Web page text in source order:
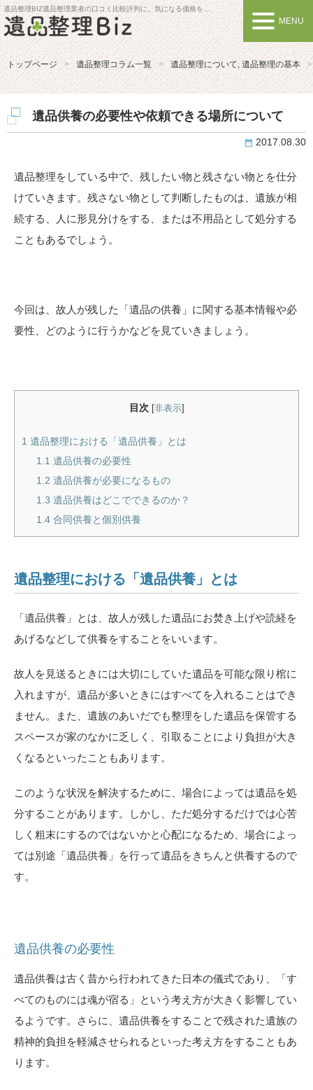
遺品整理BIZ遺品整理業者の口コミ比較評判に。気になる価格を比較しよう
MENU
トップページ 遺品整理コラム一覧 遺品整理について, 遺品整理の基本
遺品供養の必要性や依頼できる場所について
2017.08.30
遺品整理をしている中で、残したい物と残さない物とを仕分
けていきます。残さない物として判断したものは、遺族が相
続する、人に形見分けをする、または不用品として処分する
こともあるでしょう。
今回は、故人が残した「遺品の供養」に関する基本情報や必
要性、どのように行うかなどを見ていきましょう。
目次 [非表示]
1 遺品整理における「遺品供養」とは
1.1 遺品供養の必要性
1.2 遺品供養が必要になるもの
1.3 遺品供養はどこでできるのか？
1.4 合同供養と個別供養
遺品整理における「遺品供養」とは
「遺品供養」とは、故人が残した遺品にお焚き上げや読経を
あげるなどして供養をすることをいいます。
故人を見送るときには大切にしていた遺品を可能な限り棺に
入れますが、遺品が多いときにはすべてを入れることはでき
ません。また、遺族のあいだでも整理をした遺品を保管する
スペースが家のなかに乏しく、引取ることにより負担が大き
くなるといったこともあります。
このような状況を解決するために、場合によっては遺品を処
分することがあります。しかし、ただ処分するだけでは心苦
しく粗末にするのではないかと心配になるため、場合によっ
ては別途「遺品供養」を行って遺品をきちんと供養するので
す。
遺品供養の必要性
遺品供養は古く昔から行われてきた日本の儀式であり、「す
べてのものには魂が宿る」という考え方が大きく影響してい
るようです。さらに、遺品供養をすることで残された遺族の
精神的負担を軽減させられるといった考え方をすることもあ
ります。